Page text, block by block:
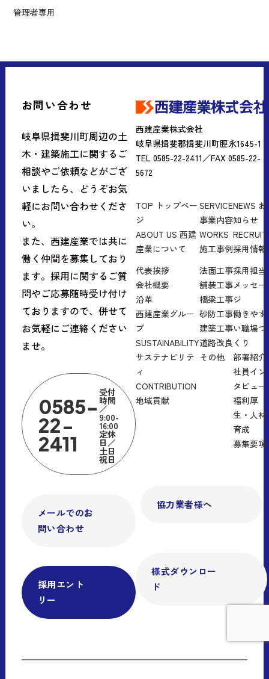
管理者専用
お問い合わせ
岐阜県揖斐川町周辺の土
木・建築施工に関するご
相談やご依頼などがござ
いましたら、どうぞお気
軽にお問い合わせくださ
い。
また、西建産業では共に
働く仲間を募集しており
ます。採用に関するご質
問やご応募随時受け付け
ておりますので、併せて
お気軽にご連絡ください
ませ。
0585-
22-
2411
受付
時間
／
9:00-
16:00
定休
日／
土日
祝日
メールでのお
問い合わせ
採用エント
リー
西建産業株式会社
岐阜県揖斐郡揖斐川町脛永1645-1
TEL 0585-22-2411／FAX 0585-22-
5672
TOP トップペー
ジ
ABOUT US 西建
産業について
代表挨拶
会社概要
沿革
西建産業グルー
プ
SUSTAINABILITY
サステナビリテ
ィ
CONTRIBUTION
地域貢献
SERVICE
事業内容
WORKS
施工事例
法面工事
舗装工事
橋梁工事
砂防工事
建築工事
道路改良
その他
NEWS お
知らせ
RECRUIT
採用情報
採用担当
メッセー
ジ
働きやす
い職場づ
くり
部署紹介
社員イン
タビュー
福利厚
生・人材
育成
募集要項
協力業者様へ
様式ダウンロー
ド